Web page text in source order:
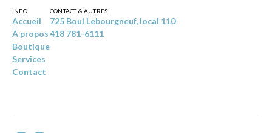
INFO
Accueil
À propos
Boutique
Services
Contact
CONTACT & AUTRES
725 Boul Lebourgneuf, local 110
418 781-6111